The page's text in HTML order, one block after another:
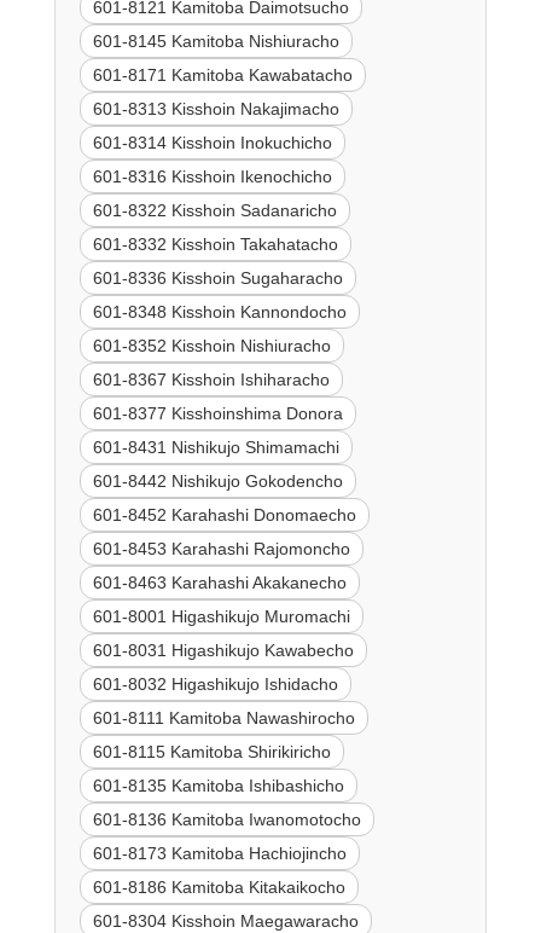
601-8121 Kamitoba Daimotsucho
601-8145 Kamitoba Nishiuracho
601-8171 Kamitoba Kawabatacho
601-8313 Kisshoin Nakajimacho
601-8314 Kisshoin Inokuchicho
601-8316 Kisshoin Ikenochicho
601-8322 Kisshoin Sadanaricho
601-8332 Kisshoin Takahatacho
601-8336 Kisshoin Sugaharacho
601-8348 Kisshoin Kannondocho
601-8352 Kisshoin Nishiuracho
601-8367 Kisshoin Ishiharacho
601-8377 Kisshoinshima Donora
601-8431 Nishikujo Shimamachi
601-8442 Nishikujo Gokodencho
601-8452 Karahashi Donomaecho
601-8453 Karahashi Rajomoncho
601-8463 Karahashi Akakanecho
601-8001 Higashikujo Muromachi
601-8031 Higashikujo Kawabecho
601-8032 Higashikujo Ishidacho
601-8111 Kamitoba Nawashirocho
601-8115 Kamitoba Shirikiricho
601-8135 Kamitoba Ishibashicho
601-8136 Kamitoba Iwanomotocho
601-8173 Kamitoba Hachiojincho
601-8186 Kamitoba Kitakaikocho
601-8304 Kisshoin Maegawaracho